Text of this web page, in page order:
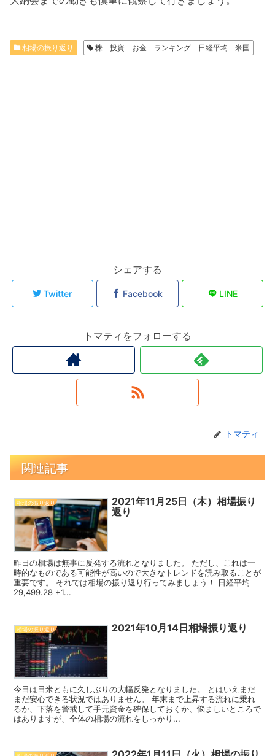
相場の振り返り 株 投資 お金 ランキング 日経平均 米国
シェアする
Twitter Facebook LINE
トマティをフォローする
トマティ
関連記事
相場の振り返り
2021年11月25日（木）相場振り
返り
昨日の相場は無事に反発する流れとなりました。 ただし、これは一
時的なものである可能性が高いので大きなトレンドを読み取ることが
重要です。 それでは相場の振り返り行ってみましょう！ 日経平均
29,499.28 +1...
相場の振り返り 2021年10月14日相場振り返り
今日は日米ともに久しぶりの大幅反発となりました。 とはいえまだ
まだ安心できる状況ではありません。 年末まで上昇する流れに乗れ
るか、下落を警戒して手元資金を確保しておくか、悩ましいところで
はありますが、全体の相場の流れをしっかり...